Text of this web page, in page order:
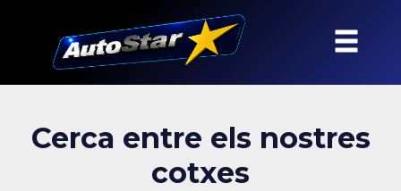
Cerca entre els nostres
cotxes